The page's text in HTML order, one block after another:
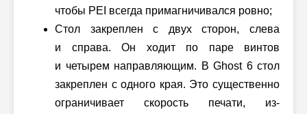
чтобы PEI всегда примагничивался ровно;
Стол закреплен с двух сторон, слева
и справа. Он ходит по паре винтов
и четырем направляющим. В Ghost 6 стол
закреплен с одного края. Это существенно
ограничивает скорость печати, из-